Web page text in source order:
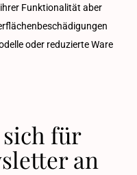
Funktionalität aber
oder reduzierte Ware
sich für
an